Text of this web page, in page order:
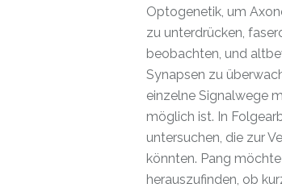
Optogenetik, um
zu unterdrücken,
beobachten, und
Synapsen zu
einzelne Signalwege
möglich ist. In
untersuchen, die zur
könnten. Pang
herauszufinden, ob